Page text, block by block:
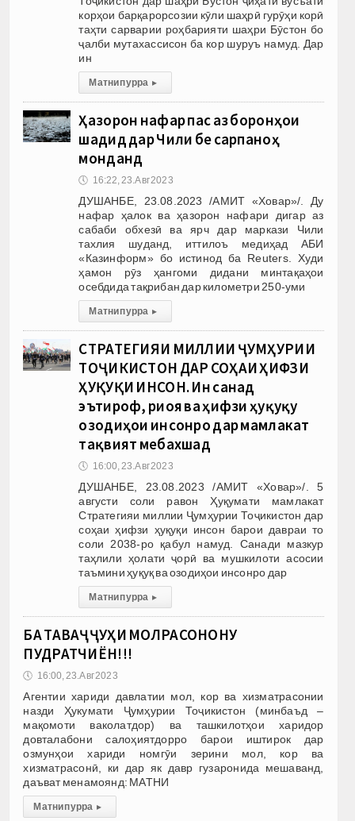
корҳои барқарорсозии кӯли шаҳрӣ гурӯҳи корӣ
таҳти сарварии роҳбарияти шаҳри Бӯстон бо
ҷалби мутахассисон ба кор шуруъ намуд. Дар
ин
Матни пурра ▸
Ҳазорон нафар пас аз боронҳои
шадид дар Чили бе сарпаноҳ
монданд
🕔 16:22, 23.Авг 2023
ДУШАНБЕ, 23.08.2023 /АМИТ «Ховар»/. Ду
нафар ҳалок ва ҳазорон нафари дигар аз
сабаби обхезӣ ва ярч дар маркази Чили
тахлия шуданд, иттилоъ медиҳад АБИ
«Казинформ» бо истинод ба Reuters. Худи
ҳамон рӯз ҳангоми дидани минтақаҳои
осебдида тақрибан дар километри 250-уми
Матни пурра ▸
СТРАТЕГИЯИ МИЛЛИИ ҶУМҲУРИИ
ТОҶИКИСТОН ДАР СОҲАИ ҲИФЗИ
ҲУҚУҚИ ИНСОН. Ин санад
эътироф, риоя ва ҳифзи ҳуқуқу
озодиҳои инсонро дар мамлакат
тақвият мебахшад
🕔 16:00, 23.Авг 2023
ДУШАНБЕ, 23.08.2023 /АМИТ «Ховар»/. 5
августи соли равон Ҳуқумати мамлакат
Стратегияи миллии Ҷумҳурии Тоҷикистон дар
соҳаи ҳифзи ҳуқуқи инсон барои давраи то
соли 2038-ро қабул намуд. Санади мазкур
таҳлили ҳолати ҷорӣ ва мушкилоти асосии
таъмини ҳуқуқ ва озодиҳои инсонро дар
Матни пурра ▸
БА ТАВАҶҶУҲИ МОЛРАСОНОНУ
ПУДРАТЧИЁН!!!
🕔 16:00, 23.Авг 2023
Агентии хариди давлатии мол, кор ва хизматрасонии
назди Ҳукумати Ҷумҳурии Тоҷикистон (минбаъд –
мақомоти ваколатдор) ва ташкилотҳои харидор
довталабони салоҳиятдорро барои иштирок дар
озмунҳои хариди номгӯи зерини мол, кор ва
хизматрасонӣ, ки дар як давр гузаронида мешаванд,
даъват менамоянд: МАТНИ
Матни пурра ▸